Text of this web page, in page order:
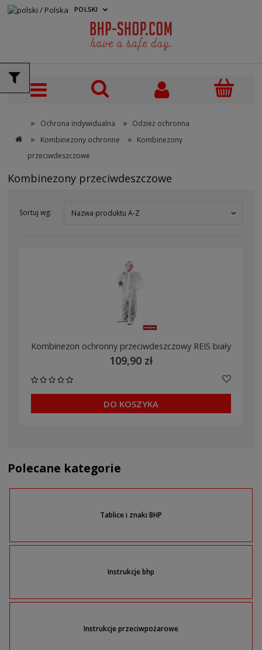
» Ochrona indywidualna » Odzież ochronna
» Kombinezony ochronne » Kombinezony
przeciwdeszczowe
POLSKI
Kombinezony przeciwdeszczowe
Sortuj wg: Nazwa produktu A-Z
Kombinezon ochronny przeciwdeszczowy REIS biały
109,90 zł
DO KOSZYKA
Polecane kategorie
Tablice i znaki BHP
Instrukcje bhp
Instrukcje przeciwpożarowe